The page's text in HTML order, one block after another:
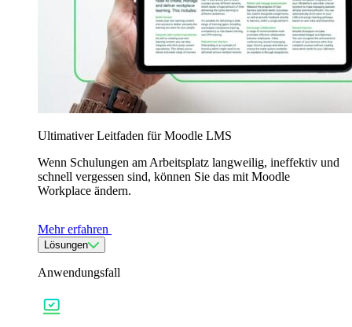
Ultimativer Leitfaden für Moodle LMS
Wenn Schulungen am Arbeitsplatz langweilig, ineffektiv und
schnell vergessen sind, können Sie das mit Moodle
Workplace ändern.
Mehr erfahren
Lösungen
Anwendungsfall